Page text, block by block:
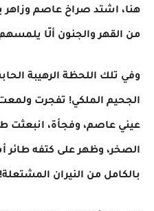
هنا، اشتد صراخ عاصم
من القهر والجنون ألّا
​وفي تلك اللحظة الرهيبة
الجحيم الملكي! تفجرت
عيني عاصم، وفجأة، انبعثت
الصخر، وظهر على كتفه
بالكامل من النيران المشتعلة!